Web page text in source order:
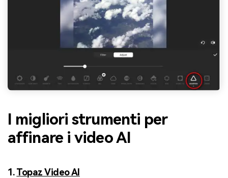
I migliori strumenti per
affinare i video AI
1.Topaz Video AI